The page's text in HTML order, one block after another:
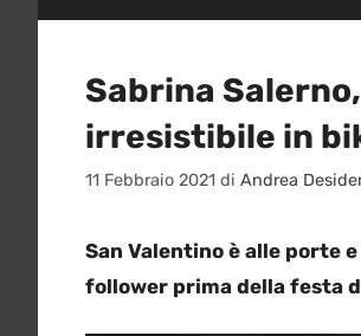
Sabrina
irresistibile in
11 Febbraio 2021 di Andrea
San Valentino è alle porte
follower prima della festa